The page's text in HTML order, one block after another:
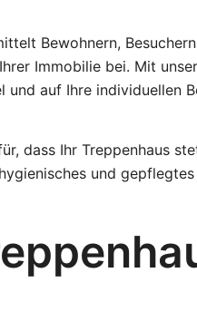
Bewohnern,
Immobilie bei. Mit
auf Ihre individuellen
dass Ihr Treppenhaus
und